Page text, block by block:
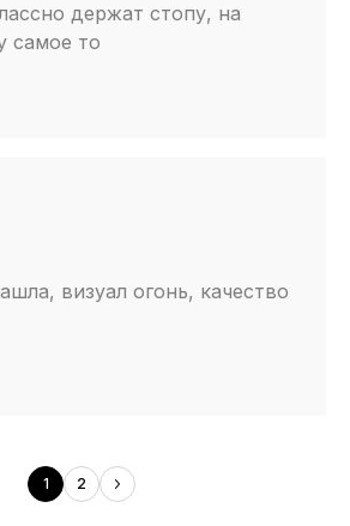
держат стопу, на
самое то
визуал огонь, качество
1 2